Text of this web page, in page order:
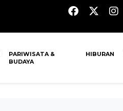
PARIWISATA &
BUDAYA
HIBURAN